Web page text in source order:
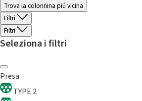
Trova la colonnina piú vicina
Filtri
Filtri
Seleziona i filtri
Presa
TYPE 2